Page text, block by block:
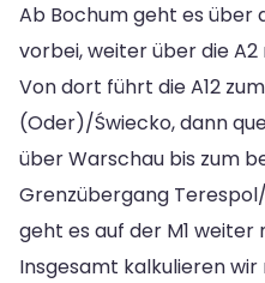
Ab Bochum geht es über
vorbei, weiter über die A2
Von dort führt die A12
(Oder)/Świecko, dann
über Warschau bis zum
Grenzübergang
geht es auf der M1 weiter
Insgesamt kalkulieren wir